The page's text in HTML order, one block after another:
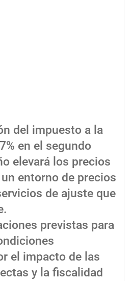
del impuesto a la
en el segundo
elevará los precios
entorno de precios
de ajuste que
previstas para
el impacto de las
y la fiscalidad